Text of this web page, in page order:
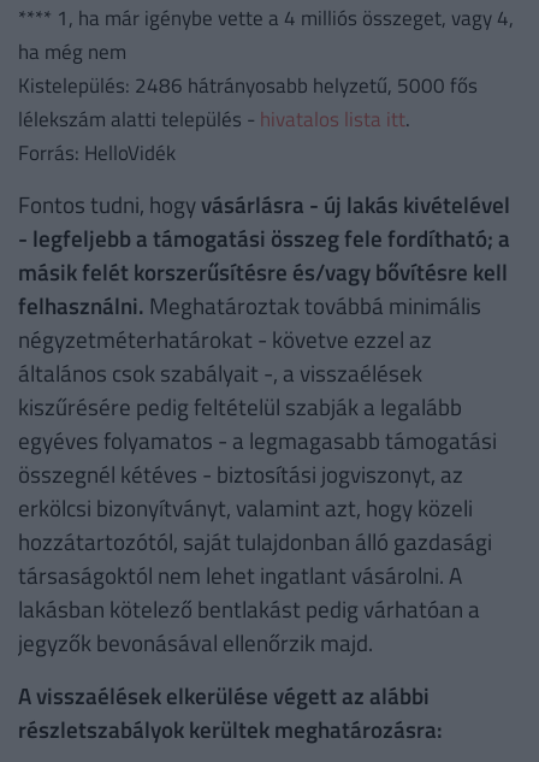
**** 1, ha már igénybe vette a 4 milliós összeget, vagy 4,
ha még nem
Kistelepülés: 2486 hátrányosabb helyzetű, 5000 fős
lélekszám alatti település - hivatalos lista itt.
Forrás: HelloVidék
Fontos tudni, hogyvásárlásra - új lakás kivételével
- legfeljebb a támogatási összeg fele fordítható; a
másik felét korszerűsítésre és/vagy bővítésre kell
felhasználni. Meghatároztak továbbá minimális
négyzetméterhatárokat - követve ezzel az
általános csok szabályait -, a visszaélések
kiszűrésére pedig feltételül szabják a legalább
egyéves folyamatos - a legmagasabb támogatási
összegnél kétéves - biztosítási jogviszonyt, az
erkölcsi bizonyítványt, valamint azt, hogy közeli
hozzátartozótól, saját tulajdonban álló gazdasági
társaságoktól nem lehet ingatlant vásárolni. A
lakásban kötelező bentlakást pedig várhatóan a
jegyzők bevonásával ellenőrzik majd.
A visszaélések elkerülése végett az alábbi
részletszabályok kerültek meghatározásra: